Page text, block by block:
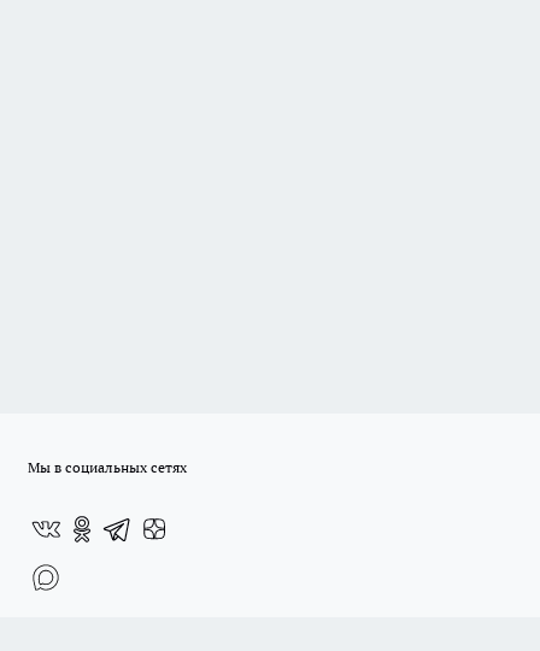
Мы в социальных сетях